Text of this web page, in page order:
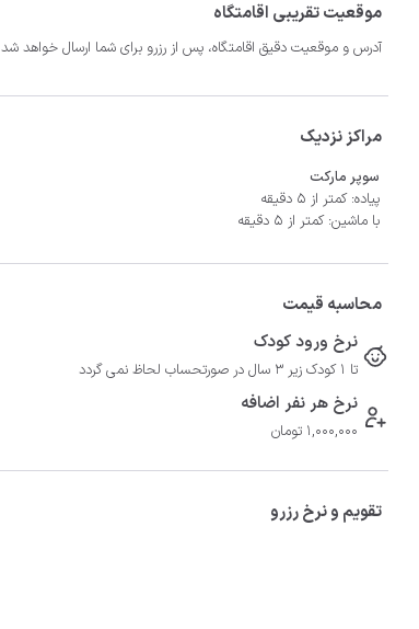
- سیستم سرمایشی و گرمایشی داکت اسپیلت
موقعیت تقریبی اقامتگاه
آدرس و موقعیت دقیق اقامتگاه، پس از رزرو برای شما ارسال خواهد شد
مراکز نزدیک
سوپر مارکت
پیاده: کمتر از 5 دقیقه
با ماشین: کمتر از 5 دقیقه
محاسبه قیمت
نرخ ورود کودک
تا 1 کودک زیر 3 سال در صورتحساب لحاظ نمی گردد
نرخ هر نفر اضافه
1,000,000 تومان
تقویم و نرخ رزرو